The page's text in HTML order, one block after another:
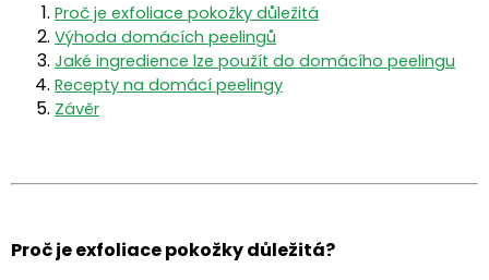
Proč je exfoliace pokožky důležitá
Výhoda domácích peelingů
Jaké ingredience lze použít do domácího peelingu
Recepty na domácí peelingy
Závěr
Proč je exfoliace pokožky důležitá?